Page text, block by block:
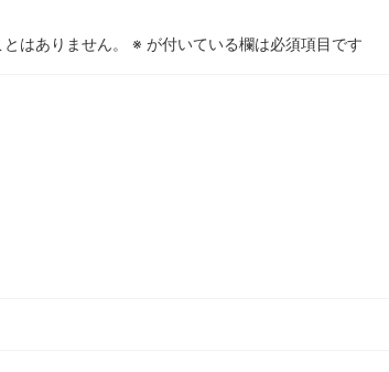
はありません。 ※ が付いている欄は必須項目です